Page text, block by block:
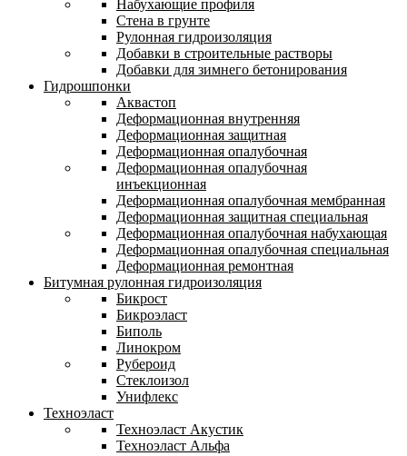
Набухающие профиля
Стена в грунте
Рулонная гидроизоляция
Добавки в строительные растворы
Добавки для зимнего бетонирования
Гидрошпонки
Аквастоп
Деформационная внутренняя
Деформационная защитная
Деформационная опалубочная
Деформационная опалубочная
инъекционная
Деформационная опалубочная мембранная
Деформационная защитная специальная
Деформационная опалубочная набухающая
Деформационная опалубочная специальная
Деформационная ремонтная
Битумная рулонная гидроизоляция
Бикрост
Бикроэласт
Биполь
Линокром
Рубероид
Стеклоизол
Унифлекс
Техноэласт
Техноэласт Акустик
Техноэласт Альфа